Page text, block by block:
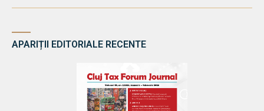
APARIȚII EDITORIALE RECENTE